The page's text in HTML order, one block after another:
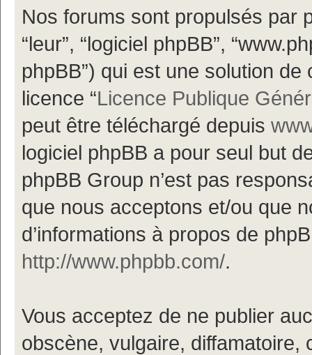
Nos forums sont propulsés par
“leur”, “logiciel phpBB”,
phpBB”) qui est une solution
licence “Licence Publique
peut être téléchargé depuis
logiciel phpBB a pour seul but
phpBB Group n’est pas
que nous acceptons et/ou que
d’informations à propos de
http://www.phpbb.com/.
Vous acceptez de ne publier
obscène, vulgaire, diffamatoire,